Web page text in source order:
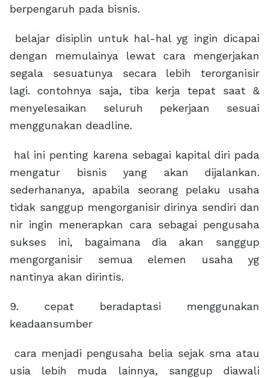
berpengaruh pada bisnis.
belajar disiplin untuk hal-hal yg ingin dicapai
dengan memulainya lewat cara mengerjakan
segala sesuatunya secara lebih terorganisir
lagi. contohnya saja, tiba kerja tepat saat &
menyelesaikan seluruh pekerjaan sesuai
menggunakan deadline.
hal ini penting karena sebagai kapital diri pada
mengatur bisnis yang akan dijalankan.
sederhananya, apabila seorang pelaku usaha
tidak sanggup mengorganisir dirinya sendiri dan
nir ingin menerapkan cara sebagai pengusaha
sukses ini, bagaimana dia akan sanggup
mengorganisir semua elemen usaha yg
nantinya akan dirintis.
9. cepat beradaptasi menggunakan
keadaansumber
cara menjadi pengusaha belia sejak sma atau
usia lebih muda lainnya, sanggup diawali